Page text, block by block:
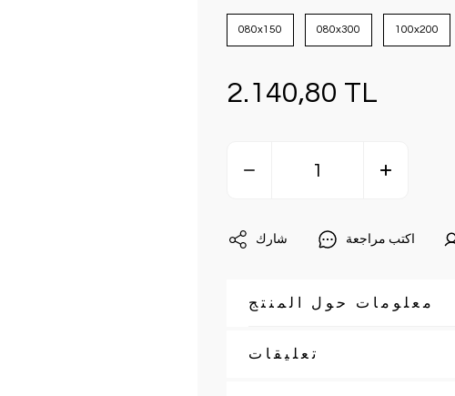
080x150 080x300 100x200
2.140,80 TL
شارك اكتب مراجعة
معلومات حول المنتج
تعليقات